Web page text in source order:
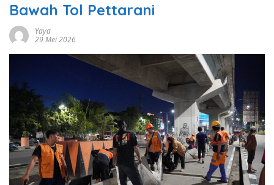
Bawah Tol Pettarani
Yaya
29 Mei 2026